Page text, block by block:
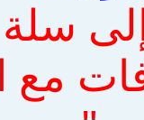
سلة
مع